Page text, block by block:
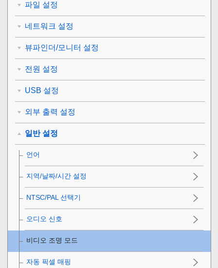
파일 설정
네트워크 설정
뷰파인더/모니터 설정
전원 설정
USB 설정
외부 출력 설정
일반 설정
언어
지역/날짜/시간 설정
NTSC/PAL 선택기
오디오 신호
비디오 조명 모드
자동 픽셀 매핑